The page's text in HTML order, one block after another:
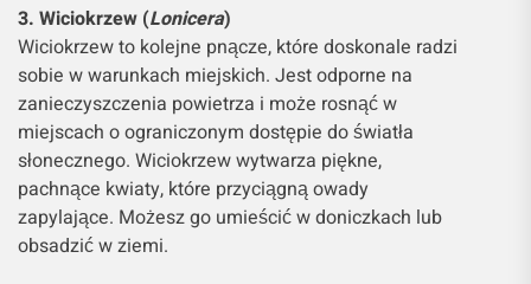
3. Wiciokrzew (Lonicera)
Wiciokrzew to kolejne pnącze, które doskonale radzi
sobie w warunkach miejskich. Jest odporne na
zanieczyszczenia powietrza i może rosnąć w
miejscach o ograniczonym dostępie do światła
słonecznego. Wiciokrzew wytwarza piękne,
pachnące kwiaty, które przyciągną owady
zapylające. Możesz go umieścić w doniczkach lub
obsadzić w ziemi.